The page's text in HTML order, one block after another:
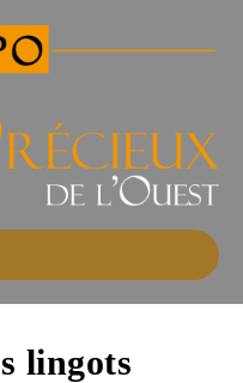
lingots